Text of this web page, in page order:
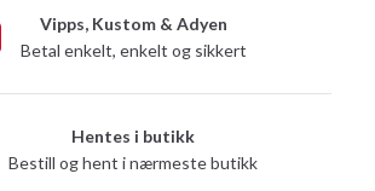
Vipps, Kustom & Adyen
Betal enkelt, enkelt og sikkert
Hentes i butikk
Bestill og hent i nærmeste butikk